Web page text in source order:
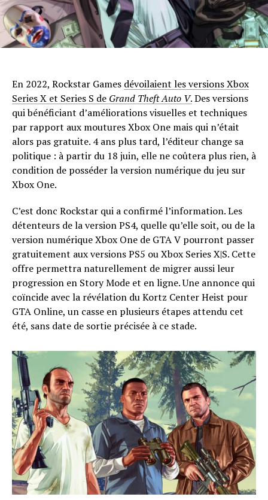
En 2022, Rockstar Games dévoilaient les versions Xbox
Series X et Series S de Grand Theft Auto V.Des versions
qui bénéficiant d’améliorations visuelles et techniques
par rapport aux moutures Xbox One mais qui n’était
alors pas gratuite. 4 ans plus tard, l’éditeur change sa
politique : à partir du 18 juin, elle ne coûtera plus rien, à
condition de posséder la version numérique du jeu sur
Xbox One.
C’est donc Rockstar qui a confirmé l’information. Les
détenteurs de la version PS4, quelle qu’elle soit, ou de la
version numérique Xbox One de GTA V pourront passer
gratuitement aux versions PS5 ou Xbox Series X|S. Cette
offre permettra naturellement de migrer aussi leur
progression en Story Mode et en ligne. Une annonce qui
coïncide avec la révélation du Kortz Center Heist pour
GTA Online, un casse en plusieurs étapes attendu cet
été, sans date de sortie précisée à ce stade.